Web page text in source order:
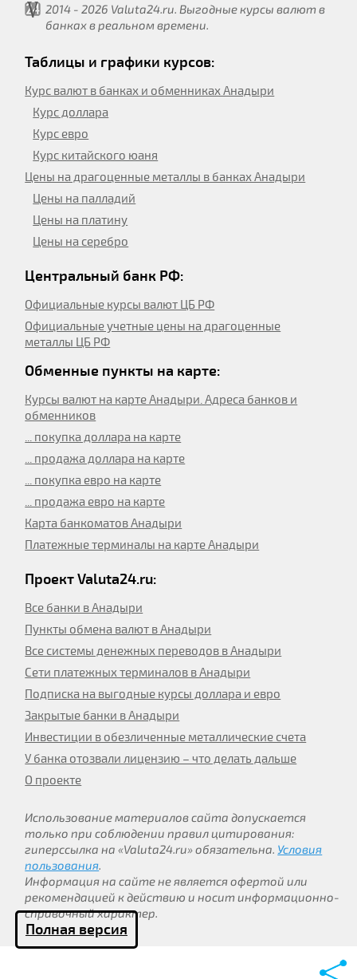
2014 - 2026 Valuta24.ru. Выгодные курсы валют в
банках в реальном времени.
Таблицы и графики курсов:
Курс валют в банках и обменниках Анадыри
Курс доллара
Курс евро
Курс китайского юаня
Цены на драгоценные металлы в банках Анадыри
Цены на палладий
Цены на платину
Цены на серебро
Центральный банк РФ:
Официальные курсы валют ЦБ РФ
Официальные учетные цены на драгоценные
металлы ЦБ РФ
Обменные пункты на карте:
Курсы валют на карте Анадыри. Адреса банков и
обменников
... покупка доллара на карте
... продажа доллара на карте
... покупка евро на карте
... продажа евро на карте
Карта банкоматов Анадыри
Платежные терминалы на карте Анадыри
Проект Valuta24.ru:
Все банки в Анадыри
Пункты обмена валют в Анадыри
Все системы денежных переводов в Анадыри
Сети платежных терминалов в Анадыри
Подписка на выгодные курсы доллара и евро
Закрытые банки в Анадыри
Инвестиции в обезличенные металлические счета
У банка отозвали лицензию – что делать дальше
О проекте
Использование материалов сайта допускается
только при соблюдении правил цитирования:
гиперссылка на «Valuta24.ru» обязательна.Условия
пользования.
Информация на сайте не является офертой или
рекомендацией к действию и носит информационно-
справочный характер.
Полная версия